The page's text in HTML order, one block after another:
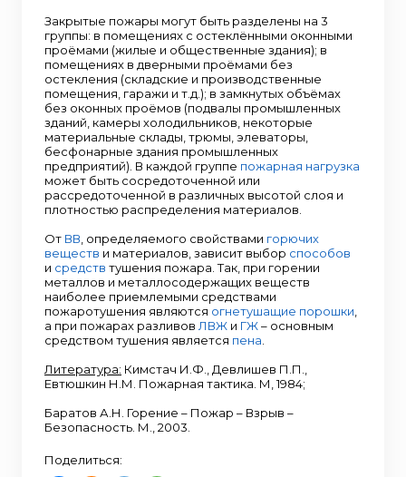
Закрытые пожары могут быть разделены на 3
группы: в помещениях с остеклёнными оконными
проёмами (жилые и общественные здания); в
помещениях в дверными проёмами без
остекления (складские и производственные
помещения, гаражи и т.д.); в замкнутых объёмах
без оконных проёмов (подвалы промышленных
зданий, камеры холодильников, некоторые
материальные склады, трюмы, элеваторы,
бесфонарные здания промышленных
предприятий). В каждой группе пожарная нагрузка
может быть сосредоточенной или
рассредоточенной в различных высотой слоя и
плотностью распределения материалов.
От ВВ , определяемого свойствами горючих
веществ и материалов, зависит выбор способов
и средств тушения пожара. Так, при горении
металлов и металлосодержащих веществ
наиболее приемлемыми средствами
пожаротушения являются огнетушащие порошки
а при пожарах разливов ЛВЖ и ГЖ– основным
средством тушения является пена
Литература: Кимстач И.Ф., Девлишев П.П.,
Евтюшкин Н.М. Пожарная тактика. М, 1984;
Баратов А.Н. Горение – Пожар – Взрыв –
Безопасность. М., 2003.
Поделиться: